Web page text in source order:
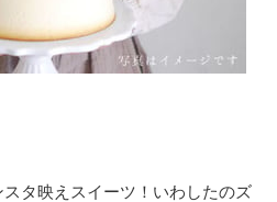
タ映えスイーツ！いわしたのズ